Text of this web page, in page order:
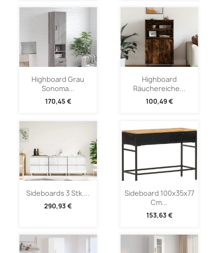
Highboard Grau
Sonoma...
170,45 €
Highboard
Räuchereiche...
100,49 €
Sideboards 3 Stk....
290,93 €
Sideboard 100x35x77
Cm...
153,63 €